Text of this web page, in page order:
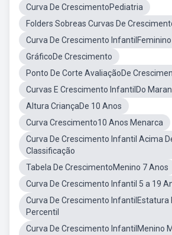
Curva De CrescimentoPediatria
Folders Sobreas Curvas De
Curva De Crescimento
GráficoDe Crescimento
Ponto De Corte AvaliaçãoDe
Curvas E Crescimento InfantilDo
Altura CriançaDe 10 Anos
Curva Crescimento10 Anos Menarca
Curva De Crescimento Infantil Acima
Classificação
Tabela De CrescimentoMenino 7 Anos
Curva De Crescimento Infantil 5 a 19
Curva De Crescimento InfantilEstatura
Percentil
Curva De Crescimento InfantilMenino